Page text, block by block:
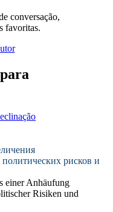
conversação,
favoritas.
рисков и
einer Anhäufung
Risiken und